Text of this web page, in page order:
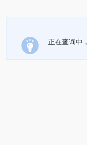
正在查询中